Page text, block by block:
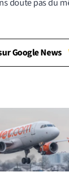
doute pas du
Google News